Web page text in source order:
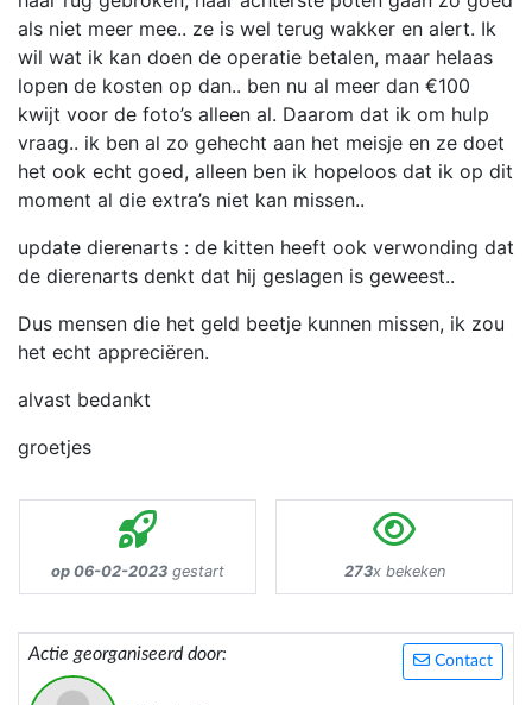
als niet meer mee.. ze is wel terug wakker en alert. Ik
wil wat ik kan doen de operatie betalen, maar helaas
lopen de kosten op dan.. ben nu al meer dan €100
kwijt voor de foto’s alleen al. Daarom dat ik om hulp
vraag.. ik ben al zo gehecht aan het meisje en ze doet
het ook echt goed, alleen ben ik hopeloos dat ik op dit
moment al die extra’s niet kan missen..
update dierenarts : de kitten heeft ook verwonding dat
de dierenarts denkt dat hij geslagen is geweest..
Dus mensen die het geld beetje kunnen missen, ik zou
het echt appreciëren.
alvast bedankt
groetjes
op 06-02-2023 gestart 273x bekeken
Contact
Actie georganiseerd door: